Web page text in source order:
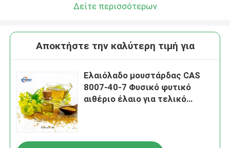
Δείτε περισσότερων
Αποκτήστε την καλύτερη τιμή για
Ελαιόλαδο μουστάρδας CAS
8007-40-7 Φυσικό φυτικό
αιθέριο έλαιο για τελικό